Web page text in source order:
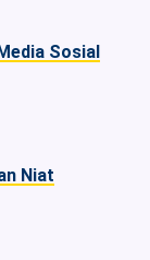
Sosial
Niat